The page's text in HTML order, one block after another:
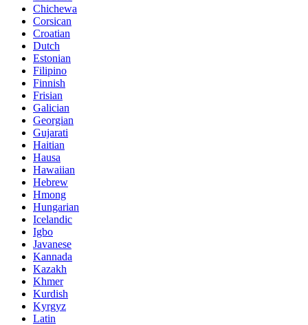
Chichewa
Corsican
Croatian
Dutch
Estonian
Filipino
Finnish
Frisian
Galician
Georgian
Gujarati
Haitian
Hausa
Hawaiian
Hebrew
Hmong
Hungarian
Icelandic
Igbo
Javanese
Kannada
Kazakh
Khmer
Kurdish
Kyrgyz
Latin